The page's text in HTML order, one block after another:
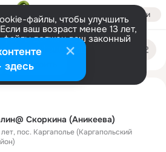
Войти
файлы, чтобы улучшить
ваш возраст менее 13 лет,
файлы должен ваш законный
информации
Настроить
Скоркина (Аникеева)
лет,пос. Каргаполье (Каргапольский
здесь